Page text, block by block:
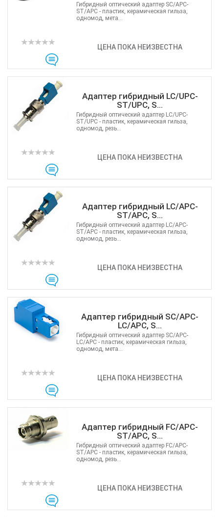
ЦЕНА ПОКА НЕИЗВЕСТНА
Гибридный оптический адаптер SC/APC-
ST/APC - пластик, керамическая гильза,
одномод, мета...
Адаптер гибридный LC/UPC-
ST/UPC, S...
ЦЕНА ПОКА НЕИЗВЕСТНА
Гибридный оптический адаптер LC/UPC-
ST/UPC - пластик, керамическая гильза,
одномод, резь...
Адаптер гибридный LC/APC-
ST/APC, S...
ЦЕНА ПОКА НЕИЗВЕСТНА
Гибридный оптический адаптер LC/APC-
ST/APC - пластик, керамическая гильза,
одномод, резь...
Адаптер гибридный SC/APC-
LC/APC, S...
ЦЕНА ПОКА НЕИЗВЕСТНА
Гибридный оптический адаптер SC/APC-
LC/APC - пластик, керамическая гильза,
одномод, мета...
Адаптер гибридный FC/APC-
ST/APC, S...
ЦЕНА ПОКА НЕИЗВЕСТНА
Гибридный оптический адаптер FC/APC-
ST/APC - пластик, керамическая гильза,
одномод, резь...